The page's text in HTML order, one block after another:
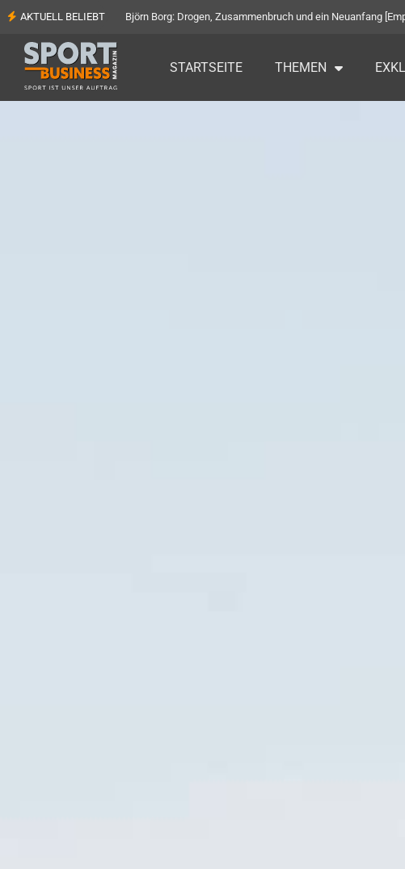
AKTUELL BELIEBT 90.000 Euro für die Flachgauer Tafel: Rekorderlös beim
STARTSEITE THEMEN